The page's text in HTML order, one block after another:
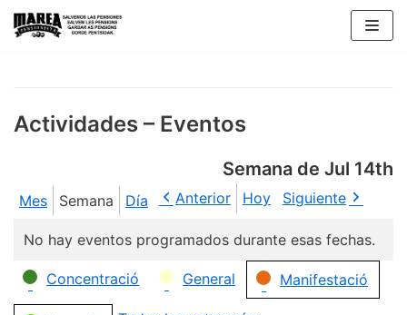
Saltar
Actividades – Eventos
Semana de Jul 14th
Mes Semana Día Anterior Hoy Siguiente
No hay eventos programados durante esas fechas.
Categorías
Concentració General Manifestació